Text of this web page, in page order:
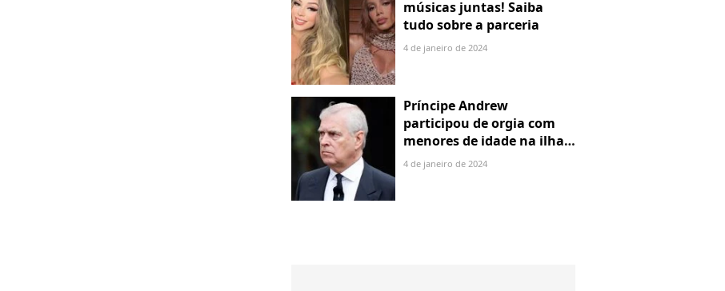
músicas juntas! Saiba
tudo sobre a parceria
4 de janeiro de 2024
Príncipe Andrew
participou de orgia com
menores de idade na ilha
de Jeffrey Epstein, chefe de
4 de janeiro de 2024